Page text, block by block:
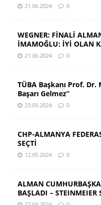
21.06.2024 0
WEGNER: FİNALİ
İMAMOĞLU: İYİ OLAN
21.06.2024 0
TÜBA Başkanı Prof.
Başarı Gelmez”
23.05.2024 0
CHP-ALMANYA
SEÇTİ
12.05.2024 0
ALMAN
BAŞLADI – STEINMEIER